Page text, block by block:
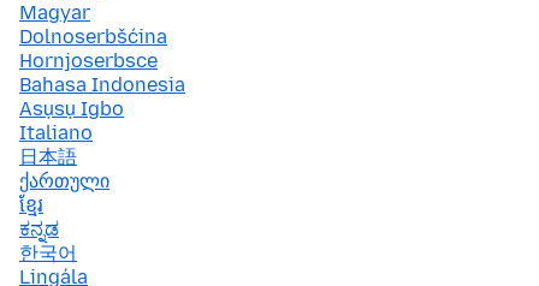
Magyar
Dolnoserbšćina
Hornjoserbsce
Bahasa Indonesia
Asụsụ Igbo
Italiano
日本語
ქართული
ខ្មែរ
ಕನ್ನಡ
한국어
Lingála